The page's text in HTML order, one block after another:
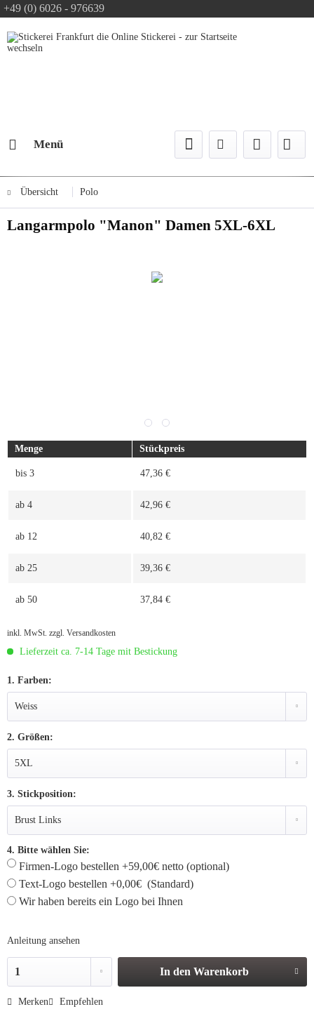
+49 (0) 6026 - 976639
Text-Logo kostenlos
Logo Konfiguration
Menü
Übersicht Polo
Langarmpolo "Manon" Damen 5XL-6XL
Menge Stückpreis
bis 3 47,36 €
ab 4 42,96 €
ab 12 40,82 €
ab 25 39,36 €
ab 50 37,84 €
inkl. MwSt. zzgl. Versandkosten
Lieferzeit ca. 7-14 Tage mit Bestickung
1. Farben:
2. Größen:
3. Stickposition:
4. Bitte wählen Sie:
Firmen-Logo bestellen +59,00€ netto (optional)
Text-Logo bestellen +0,00€ (Standard)
Wir haben bereits ein Logo bei Ihnen
Anleitung ansehen
In den Warenkorb
Merken Empfehlen